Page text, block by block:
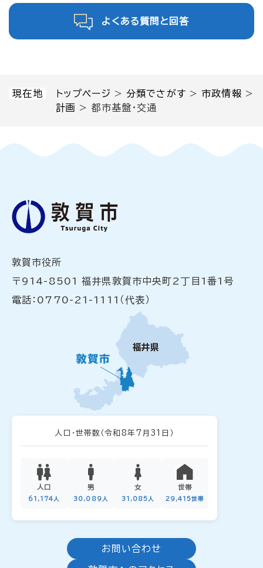
現在地 トップページ >分類でさがす >市政情報 >
計画 > 都市基盤・交通
よくある質問と回答
敦賀市役所
〒914-8501 福井県敦賀市中央町2丁目1番1号
電話：0770-21-1111（代表）
人口・世帯数 （令和8年7月31日）
人口
61,174人
男
30,089人
女
31,085人
世帯
29,415世帯
お問い合わせ